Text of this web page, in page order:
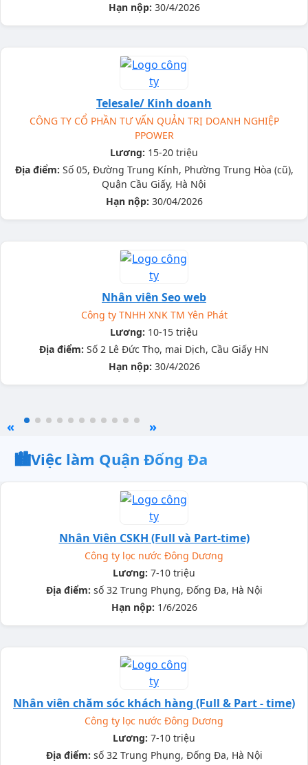
Hạn nộp: 30/4/2026
Telesale/ Kinh doanh
CÔNG TY CỔ PHẦN TƯ VẤN QUẢN TRỊ DOANH NGHIỆP
PPOWER
Lương: 15-20 triệu
Địa điểm: Số 05, Đường Trung Kính, Phường Trung Hòa (cũ),
Quận Cầu Giấy, Hà Nội
Hạn nộp: 30/04/2026
Nhân viên Seo web
Công ty TNHH XNK TM Yên Phát
Lương: 10-15 triệu
Địa điểm: Số 2 Lê Đức Thọ, mai Dịch, Cầu Giấy HN
Hạn nộp: 30/4/2026
« »
🏙️Việc làm Quận Đống Đa
Nhân Viên CSKH (Full và Part-time)
Công ty lọc nước Đông Dương
Lương: 7-10 triệu
Địa điểm: số 32 Trung Phụng, Đống Đa, Hà Nội
Hạn nộp: 1/6/2026
Nhân viên chăm sóc khách hàng (Full & Part - time)
Công ty lọc nước Đông Dương
Lương: 7-10 triệu
Địa điểm: số 32 Trung Phụng, Đống Đa, Hà Nội